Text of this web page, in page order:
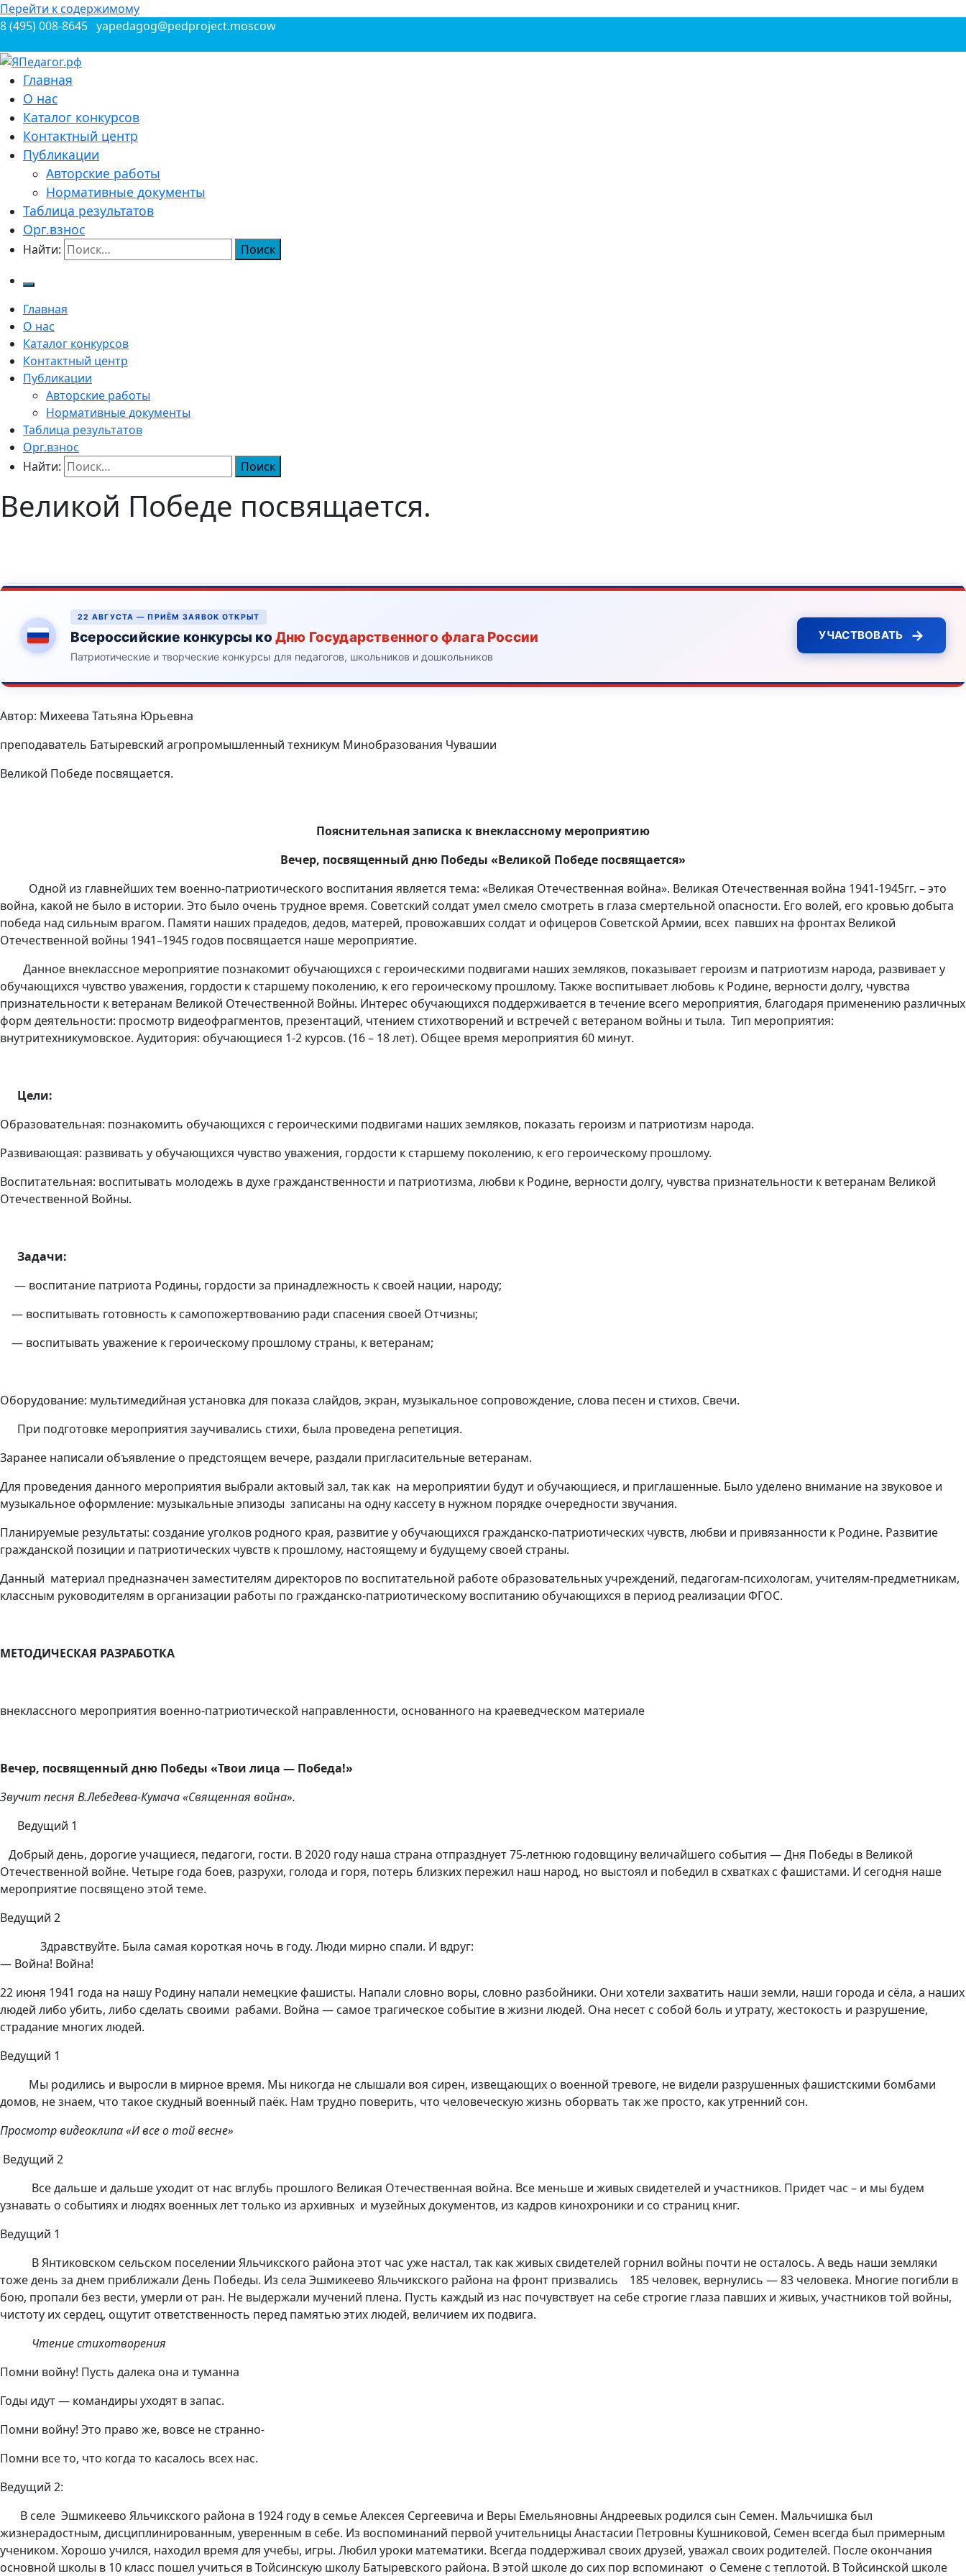
Перейти к содержимому
8 (495) 008-8645 yapedagog@pedproject.moscow
ЯПедагог.рф
Всероссийские конкурсы для педагогов
Главная
О нас
Каталог конкурсов
Контактный центр
Публикации
Авторские работы
Нормативные документы
Таблица результатов
Орг.взнос
Найти:
Главная
О нас
Каталог конкурсов
Контактный центр
Публикации
Авторские работы
Нормативные документы
Таблица результатов
Орг.взнос
Найти:
Великой Победе посвящается.
22 АВГУСТА — ПРИЁМ ЗАЯВОК ОТКРЫТ
Всероссийские конкурсы ко Дню Государственного флага России
Патриотические и творческие конкурсы для педагогов, школьников и дошкольников
УЧАСТВОВАТЬ →
Автор: Михеева Татьяна Юрьевна
преподаватель Батыревский агропромышленный техникум Минобразования Чувашии
Великой Победе посвящается.
Пояснительная записка к внеклассному мероприятию
Вечер, посвященный дню Победы «Великой Победе посвящается»
Одной из главнейших тем военно-патриотического воспитания является тема: «Великая Отечественная война». Великая Отечественная война 1941-1945гг. – это
война, какой не было в истории. Это было очень трудное время. Советский солдат умел смело смотреть в глаза смертельной опасности. Его волей, его кровью добыта
победа над сильным врагом. Памяти наших прадедов, дедов, матерей, провожавших солдат и офицеров Советской Армии, всех павших на фронтах Великой
Отечественной войны 1941–1945 годов посвящается наше мероприятие.
Данное внеклассное мероприятие познакомит обучающихся с героическими подвигами наших земляков, показывает героизм и патриотизм народа, развивает у
обучающихся чувство уважения, гордости к старшему поколению, к его героическому прошлому. Также воспитывает любовь к Родине, верности долгу, чувства
признательности к ветеранам Великой Отечественной Войны. Интерес обучающихся поддерживается в течение всего мероприятия, благодаря применению различных
форм деятельности: просмотр видеофрагментов, презентаций, чтением стихотворений и встречей с ветераном войны и тыла. Тип мероприятия:
внутритехникумовское. Аудитория: обучающиеся 1-2 курсов. (16 – 18 лет). Общее время мероприятия 60 минут.
Цели:
Образовательная: познакомить обучающихся с героическими подвигами наших земляков, показать героизм и патриотизм народа.
Развивающая: развивать у обучающихся чувство уважения, гордости к старшему поколению, к его героическому прошлому.
Воспитательная: воспитывать молодежь в духе гражданственности и патриотизма, любви к Родине, верности долгу, чувства признательности к ветеранам Великой
Отечественной Войны.
Задачи:
— воспитание патриота Родины, гордости за принадлежность к своей нации, народу;
— воспитывать готовность к самопожертвованию ради спасения своей Отчизны;
— воспитывать уважение к героическому прошлому страны, к ветеранам;
Оборудование: мультимедийная установка для показа слайдов, экран, музыкальное сопровождение, слова песен и стихов. Свечи.
При подготовке мероприятия заучивались стихи, была проведена репетиция.
Заранее написали объявление о предстоящем вечере, раздали пригласительные ветеранам.
Для проведения данного мероприятия выбрали актовый зал, так как на мероприятии будут и обучающиеся, и приглашенные. Было уделено внимание на звуковое и
музыкальное оформление: музыкальные эпизоды записаны на одну кассету в нужном порядке очередности звучания.
Планируемые результаты: создание уголков родного края, развитие у обучающихся гражданско-патриотических чувств, любви и привязанности к Родине. Развитие
гражданской позиции и патриотических чувств к прошлому, настоящему и будущему своей страны.
Данный материал предназначен заместителям директоров по воспитательной работе образовательных учреждений, педагогам-психологам, учителям-предметникам,
классным руководителям в организации работы по гражданско-патриотическому воспитанию обучающихся в период реализации ФГОС.
МЕТОДИЧЕСКАЯ РАЗРАБОТКА
внеклассного мероприятия военно-патриотической направленности, основанного на краеведческом материале
Вечер, посвященный дню Победы «Твои лица — Победа!»
Звучит песня В.Лебедева-Кумача «Священная война».
Ведущий 1
Добрый день, дорогие учащиеся, педагоги, гости. В 2020 году наша страна отпразднует 75-летнюю годовщину величайшего события — Дня Победы в Великой
Отечественной войне. Четыре года боев, разрухи, голода и горя, потерь близких пережил наш народ, но выстоял и победил в схватках с фашистами. И сегодня наше
мероприятие посвящено этой теме.
Ведущий 2
Здравствуйте. Была самая короткая ночь в году. Люди мирно спали. И вдруг:
— Война! Война!
22 июня 1941 года на нашу Родину напали немецкие фашисты. Напали словно воры, словно разбойники. Они хотели захватить наши земли, наши города и сёла, а наших
людей либо убить, либо сделать своими рабами. Война — самое трагическое событие в жизни людей. Она несет с собой боль и утрату, жестокость и разрушение,
страдание многих людей.
Ведущий 1
Мы родились и выросли в мирное время. Мы никогда не слышали воя сирен, извещающих о военной тревоге, не видели разрушенных фашистскими бомбами
домов, не знаем, что такое скудный военный паёк. Нам трудно поверить, что человеческую жизнь оборвать так же просто, как утренний сон.
Просмотр видеоклипа «И все о той весне»
Ведущий 2
Все дальше и дальше уходит от нас вглубь прошлого Великая Отечественная война. Все меньше и живых свидетелей и участников. Придет час – и мы будем
узнавать о событиях и людях военных лет только из архивных и музейных документов, из кадров кинохроники и со страниц книг.
Ведущий 1
В Янтиковском сельском поселении Яльчикского района этот час уже настал, так как живых свидетелей горнил войны почти не осталось. А ведь наши земляки
тоже день за днем приближали День Победы. Из cела Эшмикеево Яльчикского района на фронт призвались 185 человек, вернулись — 83 человека. Многие погибли в
бою, пропали без вести, умерли от ран. Не выдержали мучений плена. Пусть каждый из нас почувствует на себе строгие глаза павших и живых, участников той войны,
чистоту их сердец, ощутит ответственность перед памятью этих людей, величием их подвига.
Чтение стихотворения
Помни войну! Пусть далека она и туманна
Годы идут — командиры уходят в запас.
Помни войну! Это право же, вовсе не странно-
Помни все то, что когда то касалось всех нас.
Ведущий 2:
В селе Эшмикеево Яльчикского района в 1924 году в семье Алексея Сергеевича и Веры Емельяновны Андреевых родился сын Семен. Мальчишка был
жизнерадостным, дисциплинированным, уверенным в себе. Из воспоминаний первой учительницы Анастасии Петровны Кушниковой, Семен всегда был примерным
учеником. Хорошо учился, находил время для учебы, игры. Любил уроки математики. Всегда поддерживал своих друзей, уважал своих родителей. После окончания
основной школы в 10 класс пошел учиться в Тойсинскую школу Батыревского района. В этой школе до сих пор вспоминают о Семене с теплотой. В Тойсинской школе